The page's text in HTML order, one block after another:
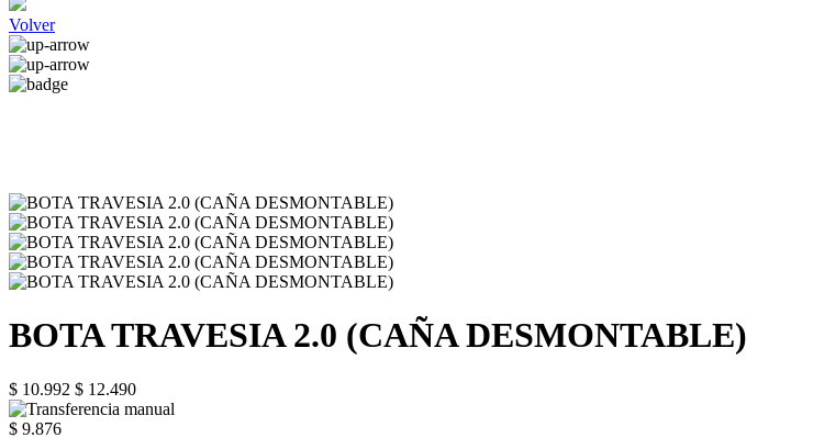
Volver
BOTA TRAVESIA 2.0 (CAÑA DESMONTABLE)
$ 10.992 $ 12.490
$ 9.876